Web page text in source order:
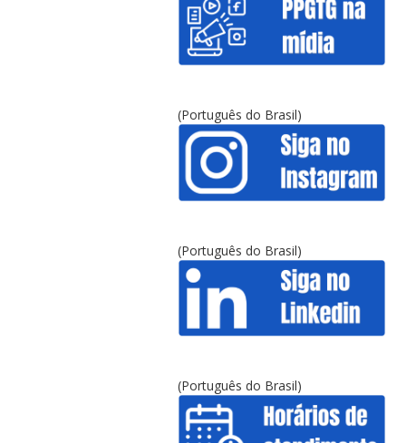
(Português do Brasil)
(Português do Brasil)
(Português do Brasil)